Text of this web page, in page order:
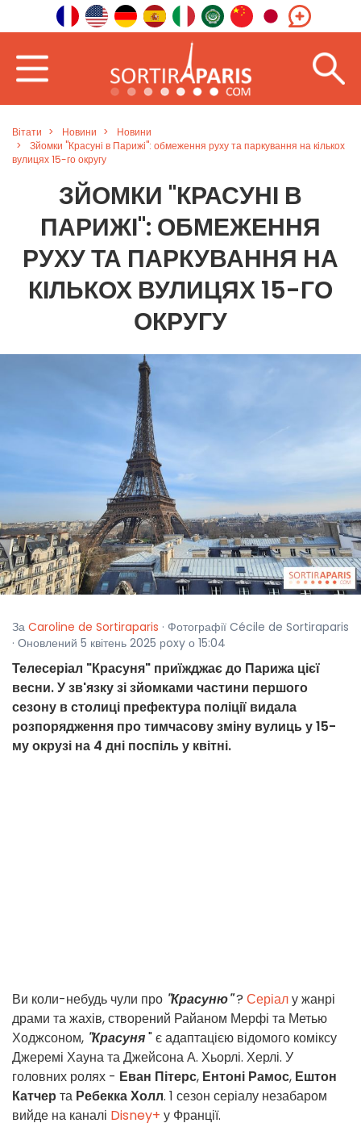
Вітати Новини
Новини
Зйомки "Красуні в Парижі": обмеження руху та паркування на кількох
вулицях 15-го округу
ЗЙОМКИ "КРАСУНІ В
ПАРИЖІ": ОБМЕЖЕННЯ
РУХУ ТА ПАРКУВАННЯ НА
КІЛЬКОХ ВУЛИЦЯХ 15-ГО
ОКРУГУ
За Caroline de Sortiraparis · Фотографії Cécile de Sortiraparis
· Оновлений 5 квітень 2025 рoxy о 15:04
Телесеріал "Красуня" приїжджає до Парижа цієї
весни. У зв'язку зі зйомками частини першого
сезону в столиці префектура поліції видала
розпорядження про тимчасову зміну вулиць у 15-
му окрузі на 4 дні поспіль у квітні.
Ви коли-небудь чули про "Красуню"? Серіалу жанрі
драми та жахів, створений Райаном Мерфі та Метью
Ходжсоном, "Красуня" є адаптацією відомого коміксу
Джеремі Хауна та Джейсона А. Хьорлі. Херлі. У
головних ролях - Еван Пітерс, Ентоні Рамос, Ештон
Катчер та Ребекка Холл. 1 сезон серіалу незабаром
вийде на каналі Disney+ у Франції.